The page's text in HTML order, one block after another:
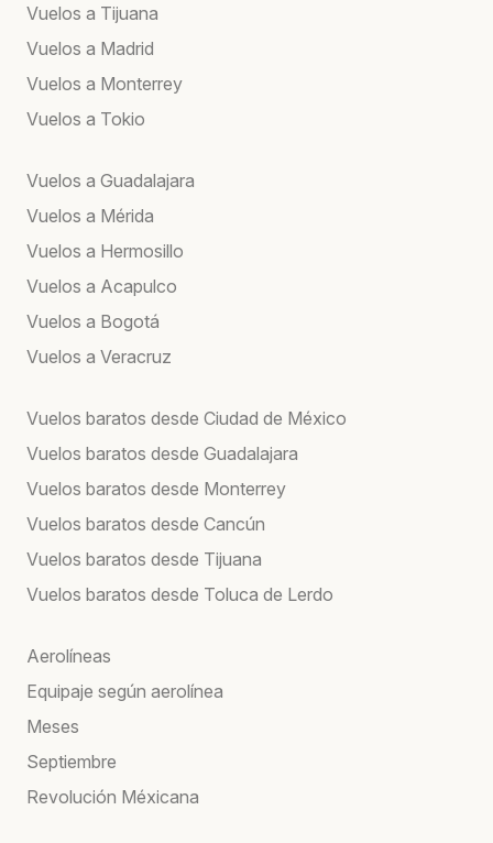
Vuelos a Tijuana
Vuelos a Madrid
Vuelos a Monterrey
Vuelos a Tokio
Vuelos a Guadalajara
Vuelos a Mérida
Vuelos a Hermosillo
Vuelos a Acapulco
Vuelos a Bogotá
Vuelos a Veracruz
Vuelos baratos desde Ciudad de México
Vuelos baratos desde Guadalajara
Vuelos baratos desde Monterrey
Vuelos baratos desde Cancún
Vuelos baratos desde Tijuana
Vuelos baratos desde Toluca de Lerdo
Aerolíneas
Equipaje según aerolínea
Meses
Septiembre
Revolución Méxicana